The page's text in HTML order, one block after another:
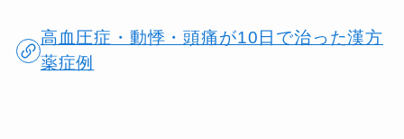
高血圧症・動悸・頭痛が10日で治った漢方
薬症例